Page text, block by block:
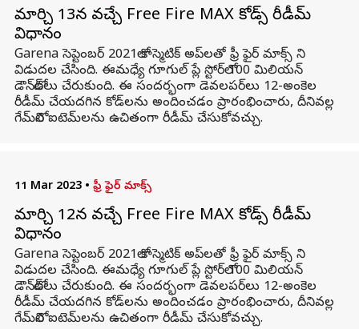
మార్చి 13న వచ్చే Free Fire MAX కోడ్స్ రీడీమ్
విధానం
Garena సెప్టెంబర్ 2021లో కాస్మెటిక్ అప్‌లతో ఫ్రీ ఫైర్ మాక్స్ ని
విడుదల చేసింది. ఈమధ్యే గూగుల్ ప్లే స్టోర్‌లో 100 మిలియన్
డౌన్‌లోడ్‌లు చేరుకుంది. ఈ సందర్భంగా డెవలపర్‌లు 12-అంకెల
రీడీమ్ చేయదగిన కోడ్‌లను అందించడం ప్రారంభించారు, దీనివల్ల
గేమ్‌లోని ఐటెమ్‌లను ఉచితంగా రీడీమ్ చేసుకోవచ్చు.
11 Mar 2023 • ఫ్రీ ఫైర్ మాక్స్
మార్చి 12న వచ్చే Free Fire MAX కోడ్స్ రీడీమ్
విధానం
Garena సెప్టెంబర్ 2021లో కాస్మెటిక్ అప్‌లతో ఫ్రీ ఫైర్ మాక్స్ ని
విడుదల చేసింది. ఈమధ్యే గూగుల్ ప్లే స్టోర్‌లో 100 మిలియన్
డౌన్‌లోడ్‌లు చేరుకుంది. ఈ సందర్భంగా డెవలపర్‌లు 12-అంకెల
రీడీమ్ చేయదగిన కోడ్‌లను అందించడం ప్రారంభించారు, దీనివల్ల
గేమ్‌లోని ఐటెమ్‌లను ఉచితంగా రీడీమ్ చేసుకోవచ్చు.